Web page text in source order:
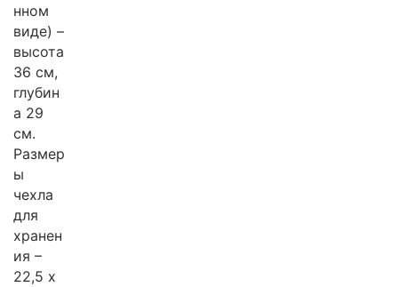
нном
виде) –
высота
36 см,
глубин
а 29
см.
Размер
ы
чехла
для
хранен
ия –
22,5 x